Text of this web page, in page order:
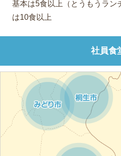
基本は5食以上（とうもうラン
は10食以上
社員食